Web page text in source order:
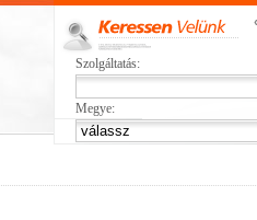
Szolgáltatás:
Megye: